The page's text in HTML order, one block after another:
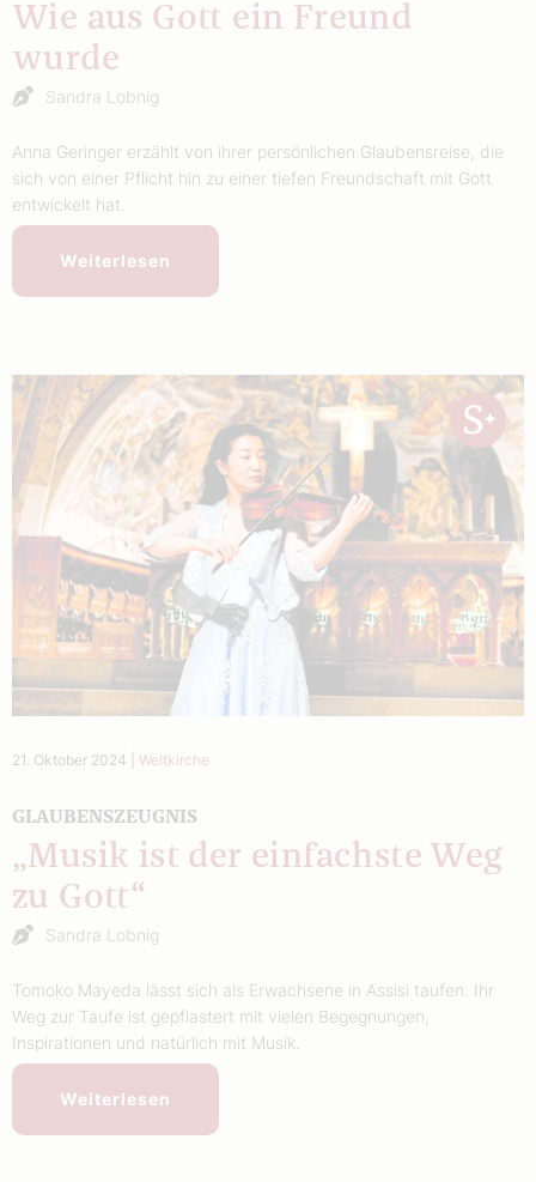
Wie aus Gott ein Freund
wurde
Sandra Lobnig
Anna Geringer erzählt von ihrer persönlichen Glaubensreise, die
sich von einer Pflicht hin zu einer tiefen Freundschaft mit Gott
entwickelt hat.
Weiterlesen
21. Oktober 2024 Weltkirche
GLAUBENSZEUGNIS
„Musik ist der einfachste Weg
zu Gott“
Sandra Lobnig
Tomoko Mayeda lässt sich als Erwachsene in Assisi taufen. Ihr
Weg zur Taufe ist gepflastert mit vielen Begegnungen,
Inspirationen und natürlich mit Musik.
Weiterlesen